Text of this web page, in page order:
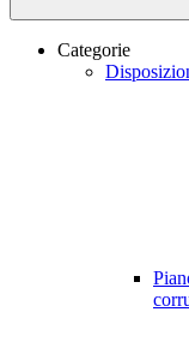
Categorie